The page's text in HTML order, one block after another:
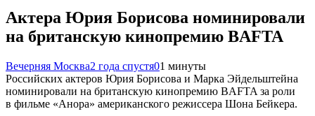
Актера Юрия Борисова номинировали
на британскую кинопремию BAFTA
Вечерняя Москва2 года спустя01 минуты
Российских актеров Юрия Борисова и Марка Эйдельштейна
номинировали на британскую кинопремию BAFTA за роли
в фильме «Анора» американского режиссера Шона Бейкера.